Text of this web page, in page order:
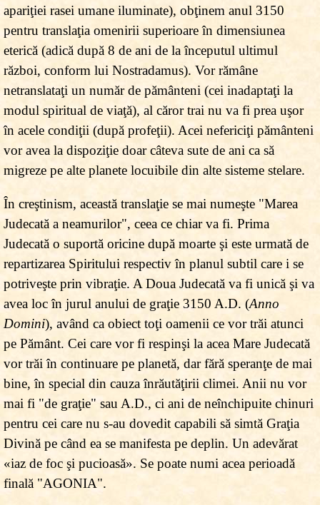
apariţiei rasei umane iluminate), obţinem anul 3150
pentru translaţia omenirii superioare în dimensiunea
eterică (adică după 8 de ani de la începutul ultimul
război, conform lui Nostradamus). Vor rămâne
netranslataţi un număr de pământeni (cei inadaptaţi la
modul spiritual de viaţă), al căror trai nu va fi prea uşor
în acele condiţii (după profeţii). Acei nefericiţi pământeni
vor avea la dispoziţie doar câteva sute de ani ca să
migreze pe alte planete locuibile din alte sisteme stelare.
În creştinism, această translaţie se mai numeşte "Marea
Judecată a neamurilor", ceea ce chiar va fi. Prima
Judecată o suportă oricine după moarte şi este urmată de
repartizarea Spiritului respectiv în planul subtil care i se
potriveşte prin vibraţie. A Doua Judecată va fi unică şi va
avea loc în jurul anului de graţie 3150 A.D. (Anno
Domini), având ca obiect toţi oamenii ce vor trăi atunci
pe Pământ. Cei care vor fi respinşi la acea Mare Judecată
vor trăi în continuare pe planetă, dar fără speranţe de mai
bine, în special din cauza înrăutăţirii climei. Anii nu vor
mai fi "de graţie" sau A.D., ci ani de neînchipuite chinuri
pentru cei care nu s-au dovedit capabili să simtă Graţia
Divină pe când ea se manifesta pe deplin. Un adevărat
«iaz de foc şi pucioasă». Se poate numi acea perioadă
finală "AGONIA".